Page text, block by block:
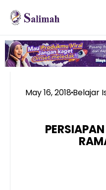
May 16, 2018Belajar